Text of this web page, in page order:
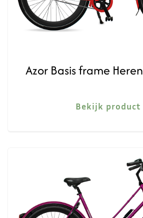
Azor Basis frame Heren
Bekijk product